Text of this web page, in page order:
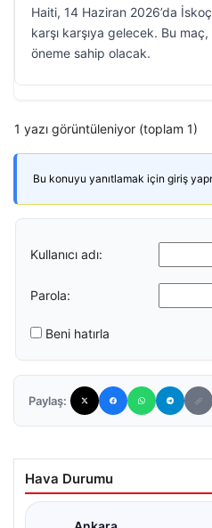
Haiti, 14 Haziran 2026’da
karşı karşıya gelecek. Bu
öneme sahip olacak.
1 yazı görüntüleniyor (toplam 1)
Bu konuyu yanıtlamak için giriş
Kullanıcı adı:
Parola:
Beni hatırla
Paylaş:
Hava Durumu